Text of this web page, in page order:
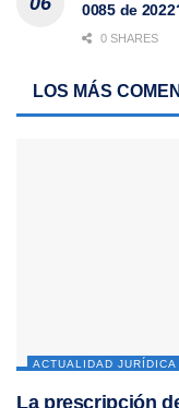
0085 de
0 SHARES
LOS MÁS
ACTUALIDAD JURÍDICA
La prescripción